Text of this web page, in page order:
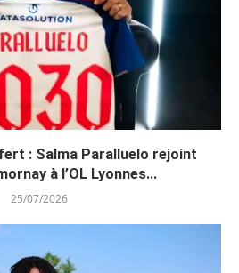
: Salma Paralluelo rejoint
à l’OL Lyonnes...
25/07/2026